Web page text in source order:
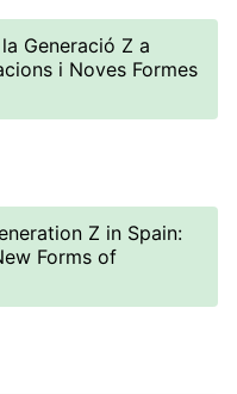
Generació Z a
i Noves Formes
Z in Spain:
Forms of